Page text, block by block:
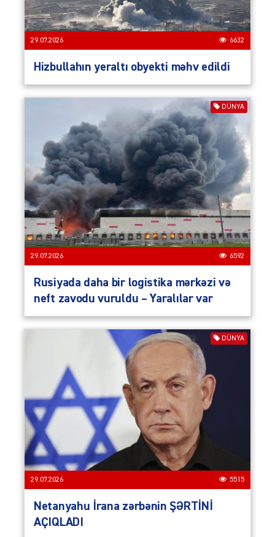
29.07.2026 6632
Hizbullahın yeraltı obyekti məhv edildi
DÜNYA
29.07.2026 6592
Rusiyada daha bir logistika mərkəzi və
neft zavodu vuruldu – Yaralılar var
DÜNYA
29.07.2026 5515
Netanyahu İrana zərbənin ŞƏRTİNİ
AÇIQLADI